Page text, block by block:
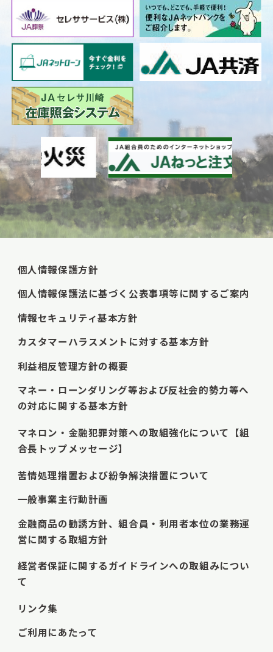
個人情報保護方針
個人情報保護法に基づく公表事項等に関するご案内
情報セキュリティ基本方針
カスタマーハラスメントに対する基本方針
利益相反管理方針の概要
マネー・ローンダリング等および反社会的勢力等へ
の対応に関する基本方針
マネロン・金融犯罪対策への取組強化について【組
合長トップメッセージ】
苦情処理措置および紛争解決措置について
一般事業主行動計画
金融商品の勧誘方針、組合員・利用者本位の業務運
営に関する取組方針
経営者保証に関するガイドラインへの取組みについ
て
リンク集
ご利用にあたって